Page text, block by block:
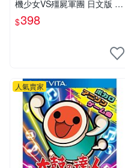
機少女VS殭屍軍團 日文版 再
生工場 01
$398
人氣賣家